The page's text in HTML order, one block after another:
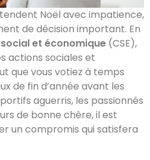
Noël avec impatience,
de décision important. En
et économique (CSE),
actions sociales et
que vous votiez à temps
de fin d’année avant les
aguerris, les passionnés
de bonne chère, il est
un compromis qui satisfera